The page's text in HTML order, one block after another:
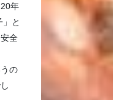
年
と
全
の